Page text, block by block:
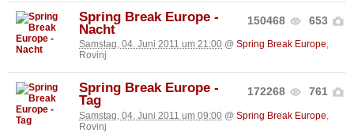
150468 653
Spring Break Europe -
Nacht
Samstag, 04. Juni 2011 um 21:00 @ Spring Break Europe,
Rovinj
172268 761
Spring Break Europe -
Tag
Samstag, 04. Juni 2011 um 09:00 @ Spring Break Europe
Rovinj